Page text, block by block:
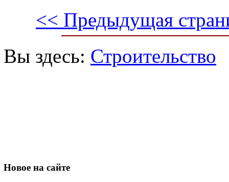
<< Предыдущая
Вы здесь: Строительство
Новое на сайте